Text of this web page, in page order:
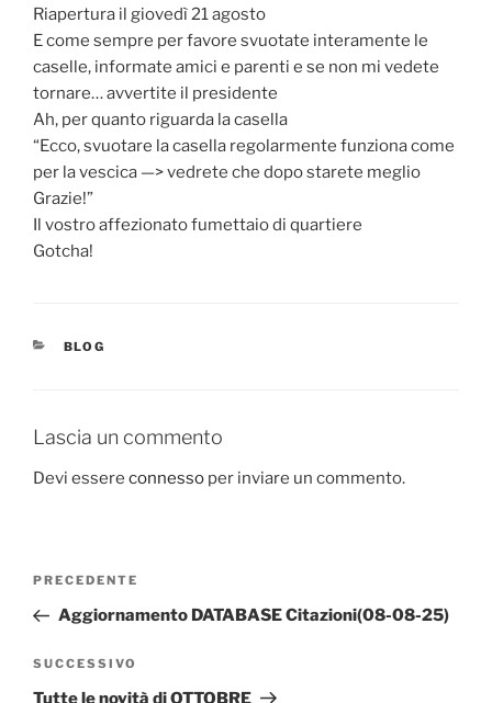
Riapertura il giovedì 21 agosto
E come sempre per favore svuotate interamente le
caselle, informate amici e parenti e se non mi vedete
tornare… avvertite il presidente
Ah, per quanto riguarda la casella
“Ecco, svuotare la casella regolarmente funziona come
per la vescica —> vedrete che dopo starete meglio
Grazie!”
Il vostro affezionato fumettaio di quartiere
Gotcha!
CATEGORIE
BLOG
Lascia un commento
Devi essere connesso per inviare un commento.
Navigazione
Articolo
precedente:
PRECEDENTE
Aggiornamento DATABASE Citazioni(08-08-25)
Articolo
successivo
SUCCESSIVO
Tutte le novità di OTTOBRE